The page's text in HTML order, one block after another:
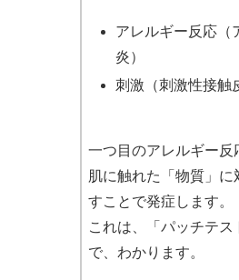
アレルギー反応（
炎）
刺激（刺激性接触
一つ目のアレルギー反
肌に触れた「物質」に
すことで発症します。
これは、「パッチテス
で、わかります。